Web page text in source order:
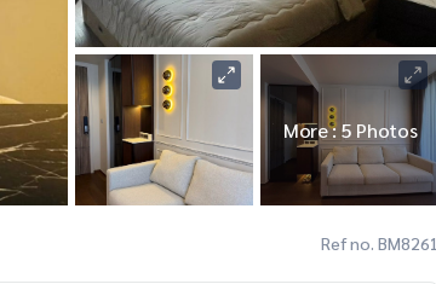
More : 5 Photos
Ref no. BM8261